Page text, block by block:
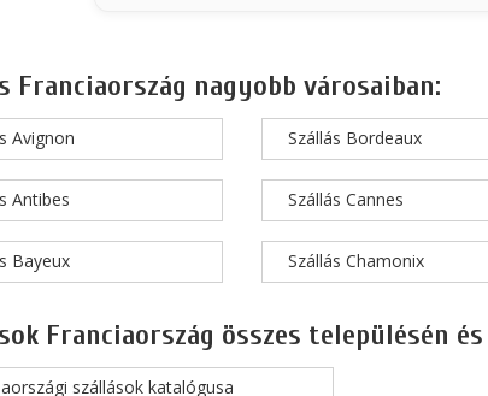
Franciaország nagyobb városaiban:
Avignon
Antibes
Bayeux
Szállás Bordeaux
Szállás Cannes
Szállás Chamonix
Franciaország összes településén
szállások katalógusa